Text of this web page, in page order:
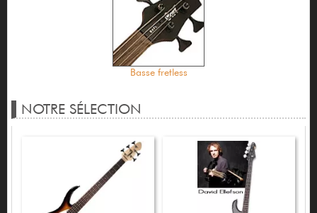
Basse fretless
NOTRE SÉLECTION